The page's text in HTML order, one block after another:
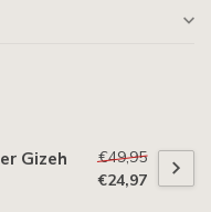
Gizeh
€49,95
€24,97